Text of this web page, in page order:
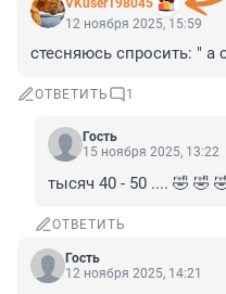
VKuser198045
12 ноября 2025, 15:59
стесняюсь спросить: " а
ОТВЕТИТЬ 1
Гость
15 ноября 2025, 13:22
тысяч 40 - 50 .... 🤣 🤣
ОТВЕТИТЬ
Гость
12 ноября 2025, 14:21